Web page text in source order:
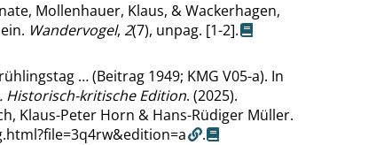
Mollenhauer, Klaus, & Wackerhagen,
Wandervogel, 2(7), unpag. [1-2].
… (Beitrag 1949; KMG V05-a). In
Historisch-kritische Edition. (2025).
Klaus-Peter Horn & Hans-Rüdiger Müller.
.